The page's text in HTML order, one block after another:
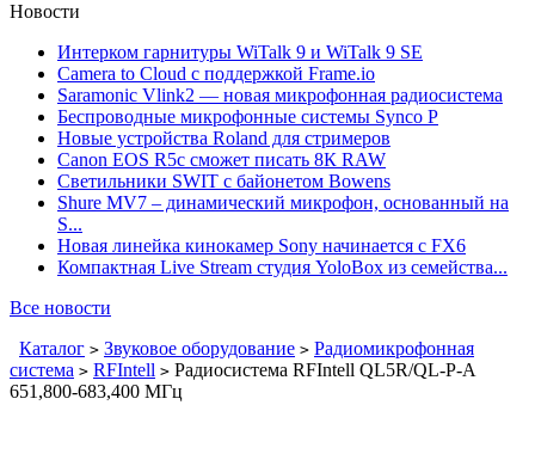
Новости
Интерком гарнитуры WiTalk 9 и WiTalk 9 SE
Camera to Cloud с поддержкой Frame.io
Saramonic Vlink2 — новая микрофонная радиосистема
Беспроводные микрофонные системы Synco P
Новые устройства Roland для стримеров
Canon EOS R5c сможет писать 8К RAW
Светильники SWIT с байонетом Bowens
Shure MV7 – динамический микрофон, основанный на
S...
Новая линейка кинокамер Sony начинается с FX6
Компактная Live Stream студия YoloBox из семейства...
Все новости
Каталог > Звуковое оборудование > Радиомикрофонная
система > RFIntell > Радиосистема RFIntell QL5R/QL-P-A
651,800-683,400 МГц